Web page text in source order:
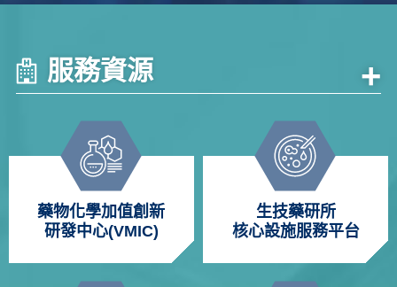
服務資源 +
藥物化學加值創新
研發中心(VMIC)
生技藥研所
核心設施服務平台